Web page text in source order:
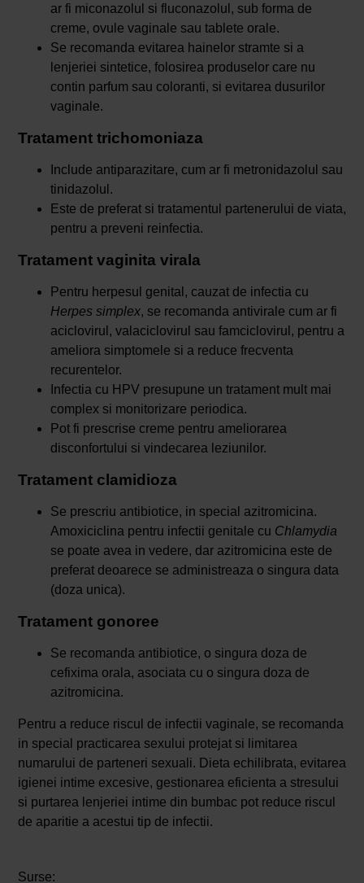
ar fi miconazolul si fluconazolul, sub forma de
creme, ovule vaginale sau tablete orale.
Se recomanda evitarea hainelor stramte si a
lenjeriei sintetice, folosirea produselor care nu
contin parfum sau coloranti, si evitarea dusurilor
vaginale.
Tratament trichomoniaza
Include antiparazitare, cum ar fi metronidazolul sau
tinidazolul.
Este de preferat si tratamentul partenerului de viata,
pentru a preveni reinfectia.
Tratament vaginita virala
Pentru herpesul genital, cauzat de infectia cu
Herpes simplex, se recomanda antivirale cum ar fi
aciclovirul, valaciclovirul sau famciclovirul, pentru a
ameliora simptomele si a reduce frecventa
recurentelor.
Infectia cu HPV presupune un tratament mult mai
complex si monitorizare periodica.
Pot fi prescrise creme pentru ameliorarea
disconfortului si vindecarea leziunilor.
Tratament clamidioza
Se prescriu antibiotice, in special azitromicina.
Amoxiciclina pentru infectii genitale cu Chlamydia
se poate avea in vedere, dar azitromicina este de
preferat deoarece se administreaza o singura data
(doza unica).
Tratament gonoree
Se recomanda antibiotice, o singura doza de
cefixima orala, asociata cu o singura doza de
azitromicina.
Pentru a reduce riscul de infectii vaginale, se recomanda
in special practicarea sexului protejat si limitarea
numarului de parteneri sexuali. Dieta echilibrata, evitarea
igienei intime excesive, gestionarea eficienta a stresului
si purtarea lenjeriei intime din bumbac pot reduce riscul
de aparitie a acestui tip de infectii.
Surse: